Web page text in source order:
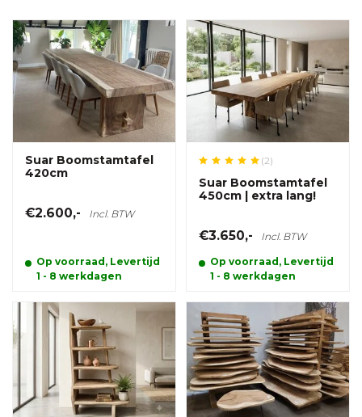
Suar Boomstamtafel
420cm
€2.600,- Incl. BTW
Op voorraad, Levertijd
1 - 8 werkdagen
(2)
Suar Boomstamtafel
450cm | extra lang!
€3.650,- Incl. BTW
Op voorraad, Levertijd
1 - 8 werkdagen